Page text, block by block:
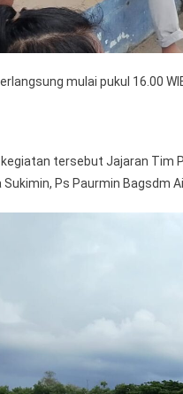
mulai pukul 16.00
tersebut Jajaran Tim
Sukimin, Ps Paurmin Bagsdm